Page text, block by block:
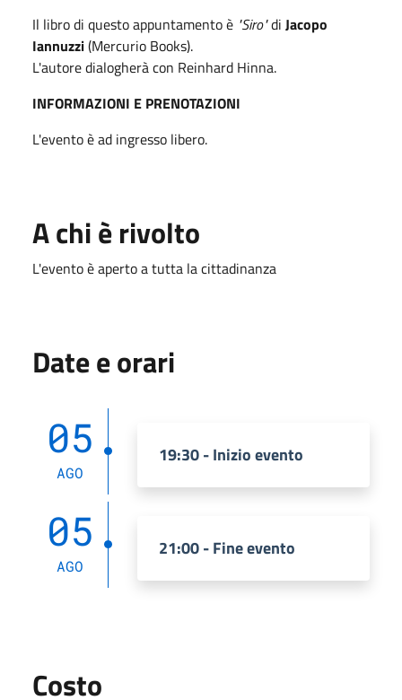
Il libro di questo appuntamento è "Siro"di Jacopo
Iannuzzi(Mercurio Books).
L'autore dialogherà con Reinhard Hinna.
INFORMAZIONI E PRENOTAZIONI
L'evento è ad ingresso libero.
A chi è rivolto
L'evento è aperto a tutta la cittadinanza
Date e orari
05
AGO
19:30 - Inizio evento
05
AGO
21:00 - Fine evento
Costo